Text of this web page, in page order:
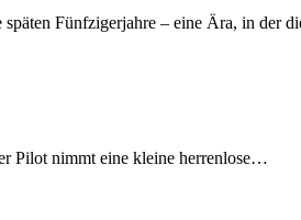
Fünfzigerjahre – eine Ära, in der
Pilot nimmt eine kleine herrenlose…